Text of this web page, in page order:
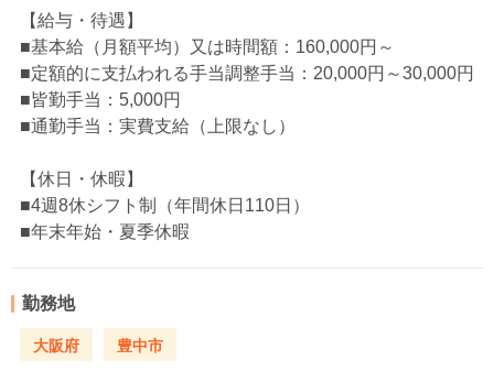
【給与・待遇】
■基本給（月額平均）又は時間額：160,000円～
■定額的に支払われる手当調整手当：20,000円～30,000円
■皆勤手当：5,000円
■通勤手当：実費支給（上限なし）
【休日・休暇】
■4週8休シフト制（年間休日110日）
■年末年始・夏季休暇
勤務地
大阪府 豊中市